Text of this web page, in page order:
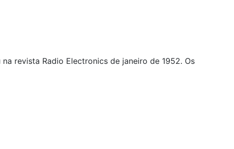
revista Radio Electronics de janeiro de 1952. Os